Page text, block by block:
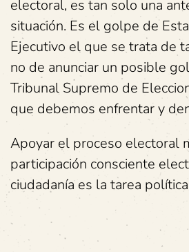
electoral, es tan solo una
situación. Es el golpe de
Ejecutivo el que se trata de
no de anunciar un posible
Tribunal Supremo de
que debemos enfrentar y
Apoyar el proceso electoral
participación consciente
ciudadanía es la tarea